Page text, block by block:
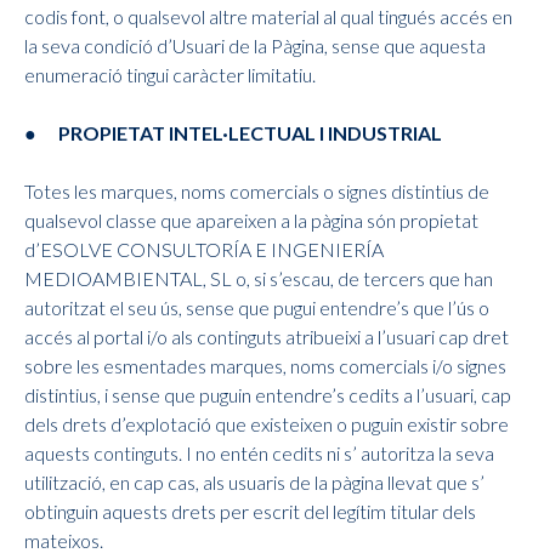
codis font, o qualsevol altre material al qual tingués accés en
la seva condició d’Usuari de la Pàgina, sense que aquesta
enumeració tingui caràcter limitatiu.
● PROPIETAT INTEL·LECTUAL I INDUSTRIAL
Totes les marques, noms comercials o signes distintius de
qualsevol classe que apareixen a la pàgina són propietat
d’ESOLVE CONSULTORÍA E INGENIERÍA
MEDIOAMBIENTAL, SL o, si s’escau, de tercers que han
autoritzat el seu ús, sense que pugui entendre’s que l’ús o
accés al portal i/o als continguts atribueixi a l’usuari cap dret
sobre les esmentades marques, noms comercials i/o signes
distintius, i sense que puguin entendre’s cedits a l’usuari, cap
dels drets d’explotació que existeixen o puguin existir sobre
aquests continguts. I no entén cedits ni s’ autoritza la seva
utilització, en cap cas, als usuaris de la pàgina llevat que s’
obtinguin aquests drets per escrit del legítim titular dels
mateixos.